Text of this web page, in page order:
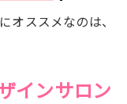
オススメなのは、
インサロン